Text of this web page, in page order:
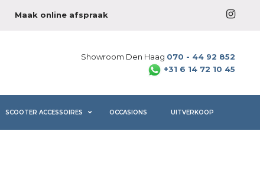
Maak online afspraak
Showroom Den Haag 070 - 44 92 852
+31 6 14 72 10 45
SCOOTER ACCESSOIRES OCCASIONS UITVERKOOP